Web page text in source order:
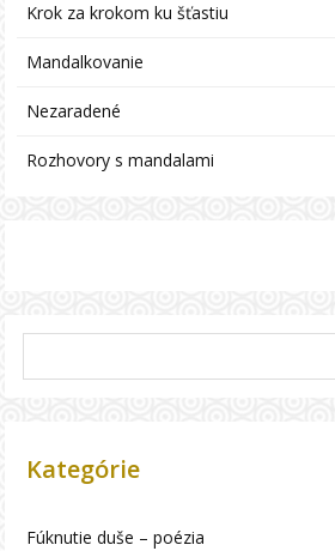
Krok za krokom ku šťastiu
Mandalkovanie
Nezaradené
Rozhovory s mandalami
Kategórie
Fúknutie duše – poézia